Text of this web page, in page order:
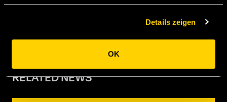
Details zeigen
OK
0
RELATED NEWS